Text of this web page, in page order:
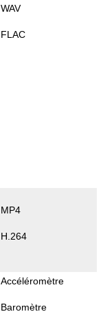
WAV
FLAC
MP4
H.264
Accéléromètre
Baromètre